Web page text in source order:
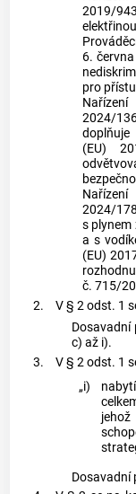
2019/
6.
pro
2024/
doplňuje
(EU)
2024/
s plynem
a s
(EU)
č. 715/
2.
V § 2 odst. 1
Dosavadní
c) až i).
3.
V § 2 odst. 1
„i)
Dosavadní